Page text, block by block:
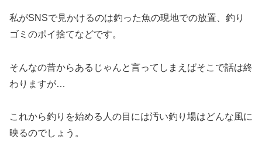
私がSNSで見かけるのは釣った魚の現地での放置、釣り
ゴミのポイ捨てなどです。
そんなの昔からあるじゃんと言ってしまえばそこで話は終
わりますが…
これから釣りを始める人の目には汚い釣り場はどんな風に
映るのでしょう。